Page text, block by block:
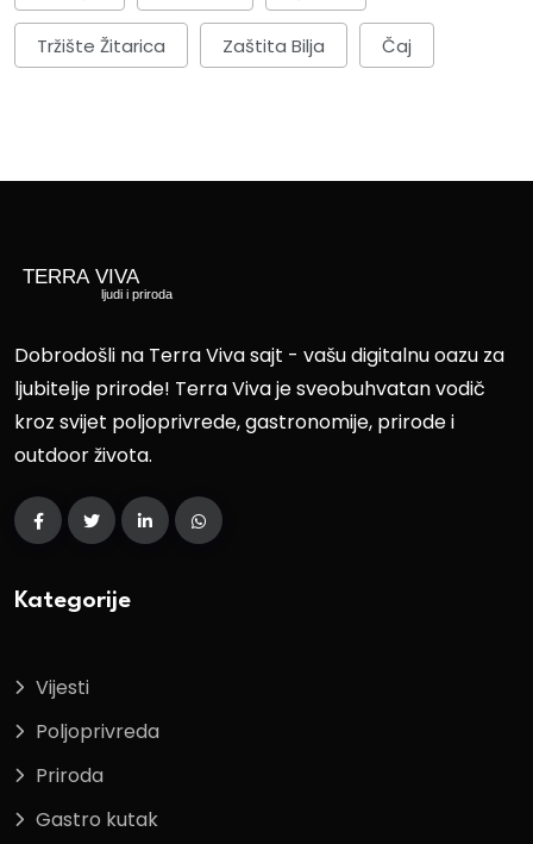
Tržište Žitarica Zaštita Bilja Čaj
Dobrodošli na Terra Viva sajt - vašu digitalnu oazu za
ljubitelje prirode! Terra Viva je sveobuhvatan vodič
kroz svijet poljoprivrede, gastronomije, prirode i
outdoor života.
Kategorije
Vijesti
Poljoprivreda
Priroda
Gastro kutak